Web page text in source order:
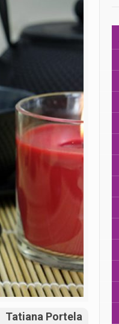
Tatiana Portela